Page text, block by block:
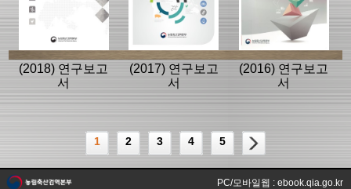
(2018) 연구보고
서
(2017) 연구보고
서
(2016) 연구보고
서
1 2 3 4 5
PC/모바일웹 : ebook.qia.go.kr